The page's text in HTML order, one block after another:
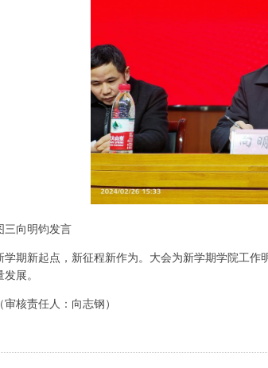
三向明钧发言
学期新起点，新征程新作为。大会为新学期学院工
展。
审核责任人：向志钢）